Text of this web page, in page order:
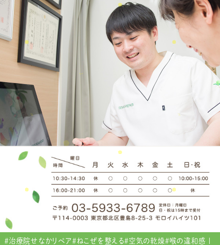
＃治療院せなかリペア＃ねこぜを整える＃空気の乾燥＃喉の違和感 |